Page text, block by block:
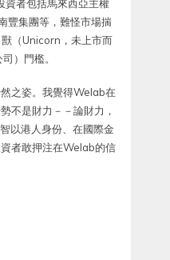
資者包括馬來西亞主權
豐集團等，難怪市場揣
（Unicorn，未上市而
）門檻。
之姿。我覺得Welab在
不是財力－－論財力，
以港人身份、在國際金
者敢押注在Welab的信